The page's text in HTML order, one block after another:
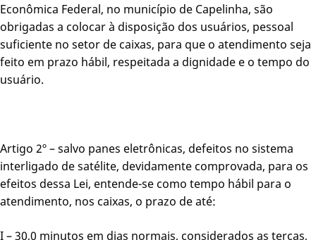
Econômica Federal, no município de Capelinha, são
obrigadas a colocar à disposição dos usuários, pessoal
suficiente no setor de caixas, para que o atendimento seja
feito em prazo hábil, respeitada a dignidade e o tempo do
usuário.
Artigo 2º – salvo panes eletrônicas, defeitos no sistema
interligado de satélite, devidamente comprovada, para os
efeitos dessa Lei, entende-se como tempo hábil para o
atendimento, nos caixas, o prazo de até:
I – 30,0 minutos em dias normais, considerados as terças,